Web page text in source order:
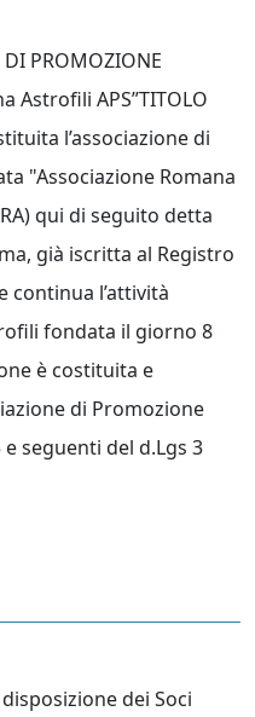
DI PROMOZIONE
Astrofili APS”TITOLO
l’associazione di
"Associazione Romana
qui di seguito detta
già iscritta al Registro
continua l’attività
fondata il giorno 8
è costituita e
di Promozione
e seguenti del d.Lgs 3
dei Soci